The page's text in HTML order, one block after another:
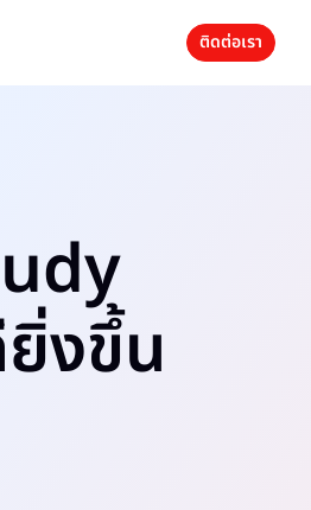
ติดต่อเรา
งขึ้น